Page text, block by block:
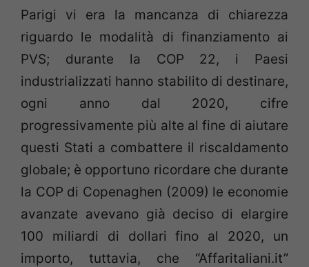
Parigi vi era la mancanza di chiarezza
riguardo le modalità di finanziamento ai
PVS; durante la COP 22, i Paesi
industrializzati hanno stabilito di destinare,
ogni anno dal 2020, cifre
progressivamente più alte al fine di aiutare
questi Stati a combattere il riscaldamento
globale; è opportuno ricordare che durante
la COP di Copenaghen (2009) le economie
avanzate avevano già deciso di elargire
100 miliardi di dollari fino al 2020, un
importo, tuttavia, che “Affaritaliani.it”